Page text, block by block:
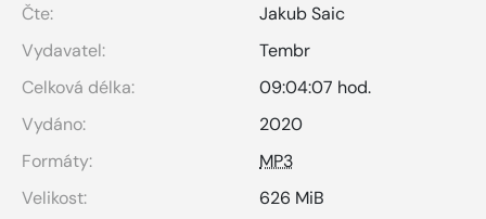
Čte:
Jakub Saic
Vydavatel:
Tembr
Celková délka:
09:04:07 hod.
Vydáno:
2020
Formáty:
MP3
Velikost:
626 MiB